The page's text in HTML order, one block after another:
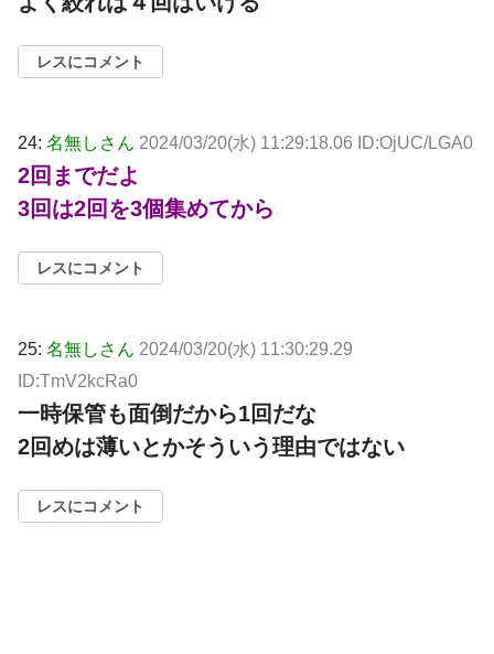
レスにコメント
24: 名無しさん 2024/03/20(水) 11:29:18.06 ID:OjUC/LGA0
2回までだよ
3回は2回を3個集めてから
レスにコメント
25: 名無しさん 2024/03/20(水) 11:30:29.29
ID:TmV2kcRa0
一時保管も面倒だから1回だな
2回めは薄いとかそういう理由ではない
レスにコメント